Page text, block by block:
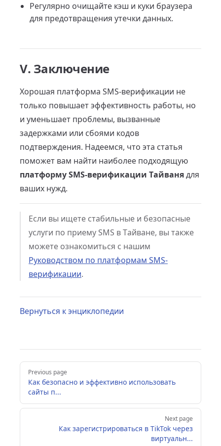
Регулярно очищайте кэш и куки браузера
для предотвращения утечки данных.
V. Заключение
Хорошая платформа SMS-верификации не
только повышает эффективность работы, но
и уменьшает проблемы, вызванные
задержками или сбоями кодов
подтверждения. Надеемся, что эта статья
поможет вам найти наиболее подходящую
платформу SMS-верификации Тайванядля
ваших нужд.
Если вы ищете стабильные и безопасные
услуги по приему SMS в Тайване, вы также
можете ознакомиться с нашим
Руководством по платформам SMS-
верификации.
Вернуться к энциклопедии
Pager
Previous page
Как безопасно и эффективно использовать
сайты п...
Next page
Как зарегистрироваться в TikTok через
виртуальн...